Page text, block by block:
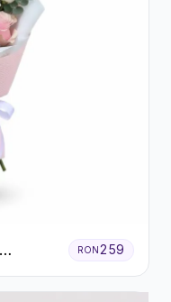
RON259